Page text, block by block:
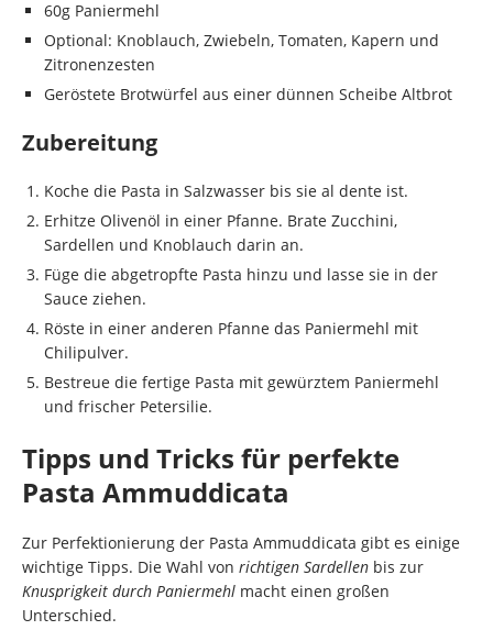
60g Paniermehl
Optional: Knoblauch, Zwiebeln, Tomaten, Kapern und
Zitronenzesten
Geröstete Brotwürfel aus einer dünnen Scheibe Altbrot
Zubereitung
Koche die Pasta in Salzwasser bis sie al dente ist.
Erhitze Olivenöl in einer Pfanne. Brate Zucchini,
Sardellen und Knoblauch darin an.
Füge die abgetropfte Pasta hinzu und lasse sie in der
Sauce ziehen.
Röste in einer anderen Pfanne das Paniermehl mit
Chilipulver.
Bestreue die fertige Pasta mit gewürztem Paniermehl
und frischer Petersilie.
Tipps und Tricks für perfekte
Pasta Ammuddicata
Zur Perfektionierung der Pasta Ammuddicata gibt es einige
wichtige Tipps. Die Wahl von richtigen Sardellen bis zur
Knusprigkeit durch Paniermehl macht einen großen
Unterschied.